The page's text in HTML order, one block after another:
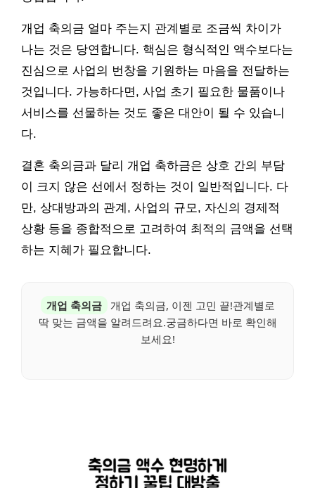
개업 축의금 얼마 주는지 관계별로 조금씩 차이가
나는 것은 당연합니다. 핵심은 형식적인 액수보다는
진심으로 사업의 번창을 기원하는 마음을 전달하는
것입니다. 가능하다면, 사업 초기 필요한 물품이나
서비스를 선물하는 것도 좋은 대안이 될 수 있습니
다.
결혼 축의금과 달리 개업 축하금은 상호 간의 부담
이 크지 않은 선에서 정하는 것이 일반적입니다. 다
만, 상대방과의 관계, 사업의 규모, 자신의 경제적
상황 등을 종합적으로 고려하여 최적의 금액을 선택
하는 지혜가 필요합니다.
개업 축의금
개업 축의금, 이젠 고민 끝!관계별로
딱 맞는 금액을 알려드려요.궁금하다면 바로 확인해
보세요!